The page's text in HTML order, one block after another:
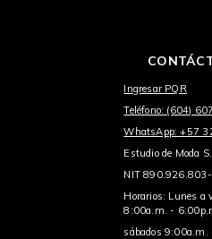
Ingresar PQR
Teléfono: (604)
WhatsApp: +57
Estudio de Moda
NIT 890.926.803-
Horarios: Lunes a
8:00a.m. -
sábados